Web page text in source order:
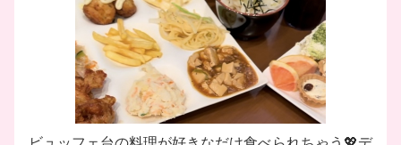
グリル・雛鮨 など